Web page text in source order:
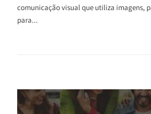
comunicação visual que utiliza imagens,
para...